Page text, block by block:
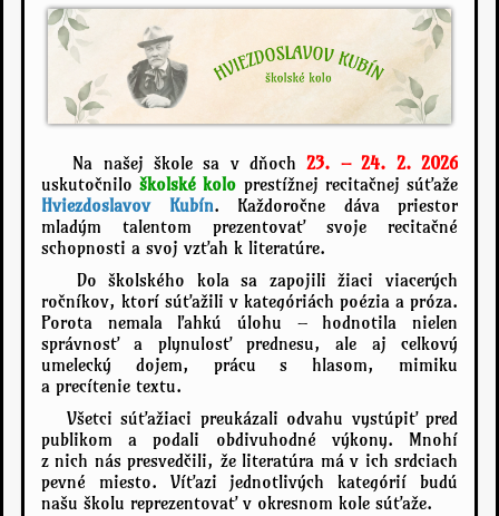
Na našej škole sa v dňoch23. – 24. 2. 2026
uskutočniloškolské kolo prestížnej recitačnej súťaže
Hviezdoslavov Kubín. Každoročne dáva priestor
mladým talentom prezentovať svoje recitačné
schopnosti a svoj vzťah k literatúre.
Do školského kola sa zapojili žiaci viacerých
ročníkov, ktorí súťažili v kategóriách poézia a próza.
Porota nemala ľahkú úlohu – hodnotila nielen
správnosť a plynulosť prednesu, ale aj celkový
umelecký dojem, prácu s hlasom, mimiku
a precítenie textu.
Všetci súťažiaci preukázali odvahu vystúpiť pred
publikom a podali obdivuhodné výkony. Mnohí
z nich nás presvedčili, že literatúra má v ich srdciach
pevné miesto. Víťazi jednotlivých kategórií budú
našu školu reprezentovať v okresnom kole súťaže.